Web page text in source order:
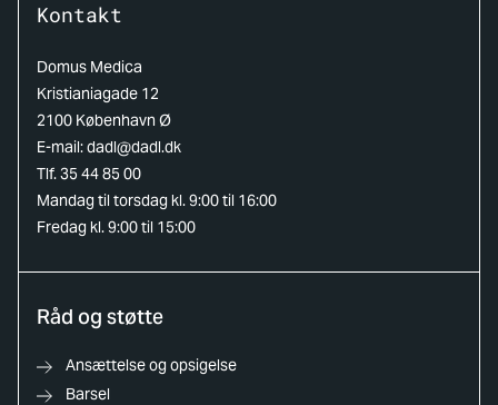
Kontakt
Domus Medica
Kristianiagade 12
2100 København Ø
E-mail:dadl@dadl.dk
Tlf. 35 44 85 00
Mandag til torsdag kl. 9:00 til 16:00
Fredag kl. 9:00 til 15:00
Råd og støtte
Ansættelse og opsigelse
Barsel